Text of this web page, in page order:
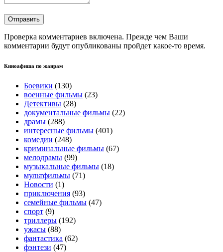
Проверка комментариев включена. Прежде чем Ваши
комментарии будут опубликованы пройдет какое-то время.
Киноафиша по жанрам
Боевики (130)
военные фильмы (23)
Детективы (28)
документальные фильмы (22)
драмы (288)
интересные фильмы (401)
комедии (248)
криминальные фильмы (67)
мелодрамы (99)
музыкальные фильмы (18)
мультфильмы (71)
Новости (1)
приключения (93)
семейные фильмы (47)
спорт (9)
триллеры (192)
ужасы (88)
фантастика (62)
фэнтези (47)